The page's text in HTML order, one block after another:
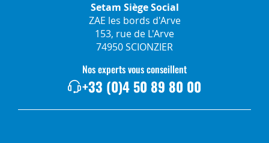
Setam Siège Social
ZAE les bords d'Arve
153, rue de L'Arve
74950 SCIONZIER
Nos experts vous conseillent
+33 (0)4 50 89 80 00